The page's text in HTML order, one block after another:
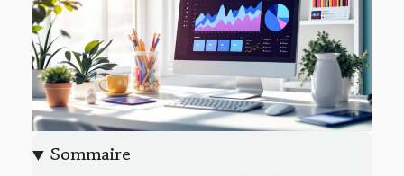
Sommaire